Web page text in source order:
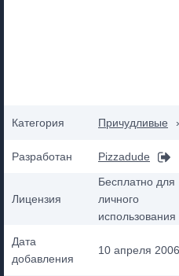
Категория Причудливые ›
Разработан Pizzadude
Лицензия
Бесплатно для
личного
использования
Дата
добавления
10 апреля 2006